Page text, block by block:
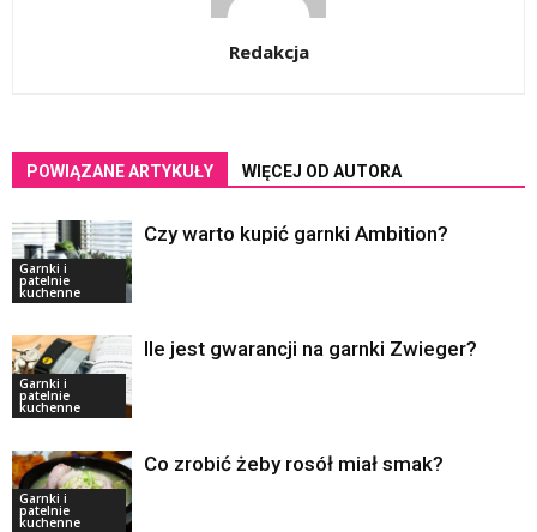
Redakcja
POWIĄZANE ARTYKUŁY WIĘCEJ OD AUTORA
Garnki i
patelnie
kuchenne
Czy warto kupić garnki Ambition?
Garnki i
patelnie
kuchenne
Ile jest gwarancji na garnki Zwieger?
Garnki i
patelnie
kuchenne
Co zrobić żeby rosół miał smak?